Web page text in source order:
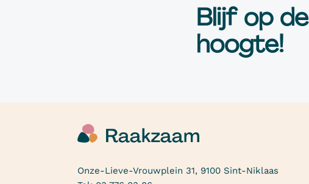
Blijf op de
hoogte!
Onze-Lieve-Vrouwplein 31, 9100 Sint-Niklaas